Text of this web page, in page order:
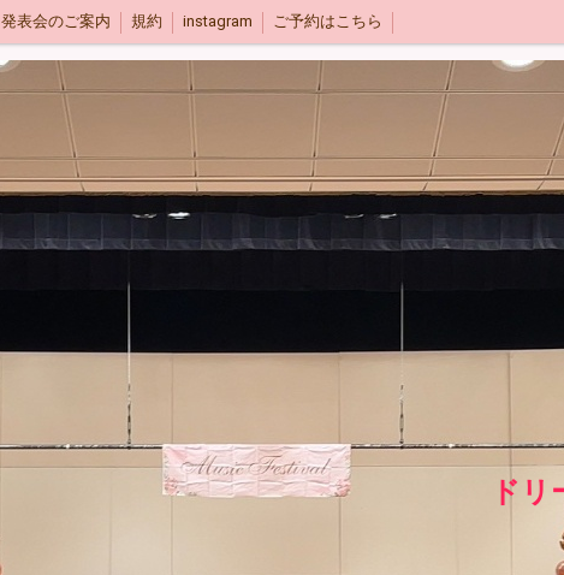
発表会のご案内 規約 instagram ご予約はこちら
ド